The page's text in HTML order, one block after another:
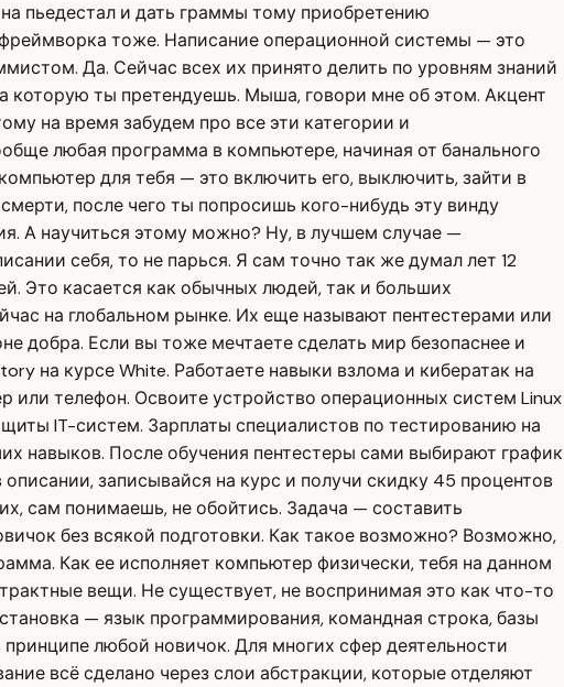
пьедестал и дать граммы тому приобретению
тоже. Написание операционной системы — это
Да. Сейчас всех их принято делить по уровням знаний
которую ты претендуешь. Мыша, говори мне об этом. Акцент
на время забудем про все эти категории и
любая программа в компьютере, начиная от банального
для тебя — это включить его, выключить, зайти в
после чего ты попросишь кого-нибудь эту винду
А научиться этому можно? Ну, в лучшем случае —
себя, то не парься. Я сам точно так же думал лет 12
Это касается как обычных людей, так и больших
на глобальном рынке. Их еще называют пентестерами или
добра. Если вы тоже мечтаете сделать мир безопаснее и
на курсе White. Работаете навыки взлома и кибератак на
телефон. Освоите устройство операционных систем Linux
IT-систем. Зарплаты специалистов по тестированию на
навыков. После обучения пентестеры сами выбирают график
записывайся на курс и получи скидку 45 процентов
сам понимаешь, не обойтись. Задача — составить
без всякой подготовки. Как такое возможно? Возможно,
Как ее исполняет компьютер физически, тебя на данном
вещи. Не существует, не воспринимая это как что-то
— язык программирования, командная строка, базы
любой новичок. Для многих сфер деятельности
всё сделано через слои абстракции, которые отделяют